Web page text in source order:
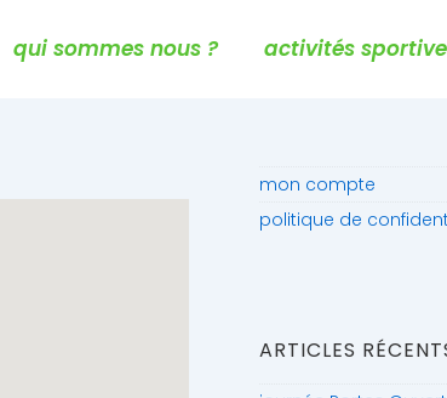
qui sommes nous ? activités
mon compte
politique de
ARTICLES